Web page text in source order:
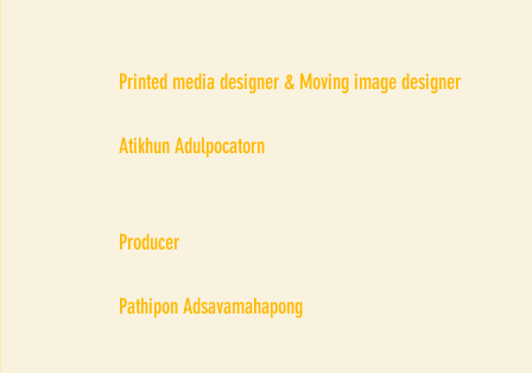
Printed media designer & Moving image designer
Atikhun Adulpocatorn
Producer
Pathipon Adsavamahapong